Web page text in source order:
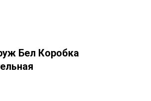
Бел Коробка